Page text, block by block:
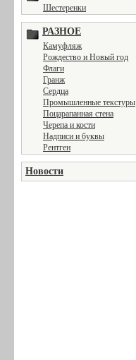
Шестеренки
РАЗНОЕ
Камуфляж
Рождество и Новый год
Флаги
Гранж
Сердца
Промышленные текстуры
Поцарапанная стена
Черепа и кости
Надписи и буквы
Рентген
Новости